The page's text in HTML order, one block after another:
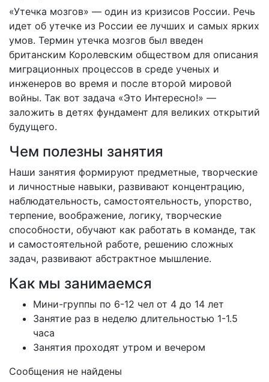
«Утечка мозгов» — один из кризисов России. Речь
идет об утечке из России ее лучших и самых ярких
умов. Термин утечка мозгов был введен
британским Королевским обществом для описания
миграционных процессов в среде ученых и
инженеров во время и после второй мировой
войны. Так вот задача «Это Интересно!» —
заложить в детях фундамент для великих открытий
будущего.
Чем полезны занятия
Наши занятия формируют предметные, творческие
и личностные навыки, развивают концентрацию,
наблюдательность, самостоятельность, упорство,
терпение, воображение, логику, творческие
способности, обучают как работать в команде, так
и самостоятельной работе, решению сложных
задач, развивают абстрактное мышление.
Как мы занимаемся
Мини-группы по 6-12 чел от 4 до 14 лет
Занятие раз в неделю длительностью 1-1.5
часа
Занятия проходят утром и вечером
Сообщения не найдены